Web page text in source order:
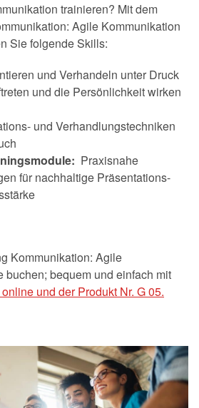
trainieren? Mit dem
Agile Kommunikation
Sie folgende Skills:
und Verhandeln unter Druck
und die Persönlichkeit wirken
und Verhandlungstechniken
Praxisnahe
für nachhaltige Präsentations-
Kommunikation: Agile
buchen; bequem und einfach mit
und der Produkt Nr. G 05.